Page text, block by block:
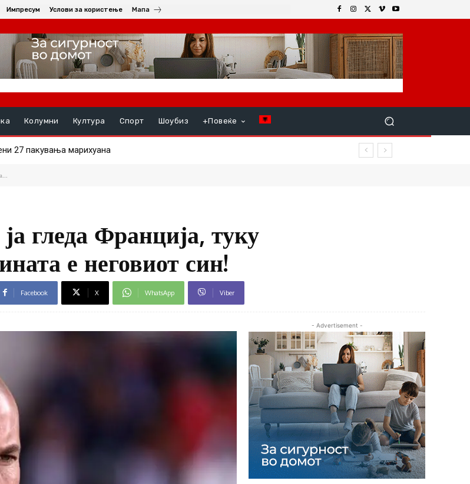
Импресум Услови за користење Мапа
Колумни Култура Спорт Шоубиз +Повеќе
27 пакувања марихуана
ПО СКАЛИ, момчето се здобило со тешки повреди
гледа Франција, туку
е неговиот син!
Facebook X WhatsApp Viber
- Advertisement -